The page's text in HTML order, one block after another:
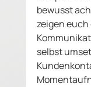
bewusst
zeigen euch
selbst